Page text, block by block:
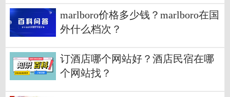
marlboro价格多少钱？marlboro在国
外什么档次？
订酒店哪个网站好？酒店民宿在哪
个网站找？